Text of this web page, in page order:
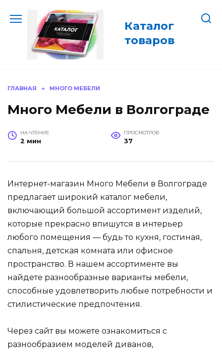
содержанию
Каталог
товаров
ГЛАВНАЯ » МНОГО МЕБЕЛИ
Много Мебели в Волгограде
НА ЧТЕНИЕ
2 мин
ПРОСМОТРОВ
37
Интернет-магазин Много Мебели в Волгограде
предлагает широкий каталог мебели,
включающий большой ассортимент изделий,
которые прекрасно впишутся в интерьер
любого помещения — будь то кухня, гостиная,
спальня, детская комната или офисное
пространство. В нашем ассортименте вы
найдете разнообразные варианты мебели,
способные удовлетворить любые потребности и
стилистические предпочтения.
Через сайт вы можете ознакомиться с
разнообразием моделей диванов,